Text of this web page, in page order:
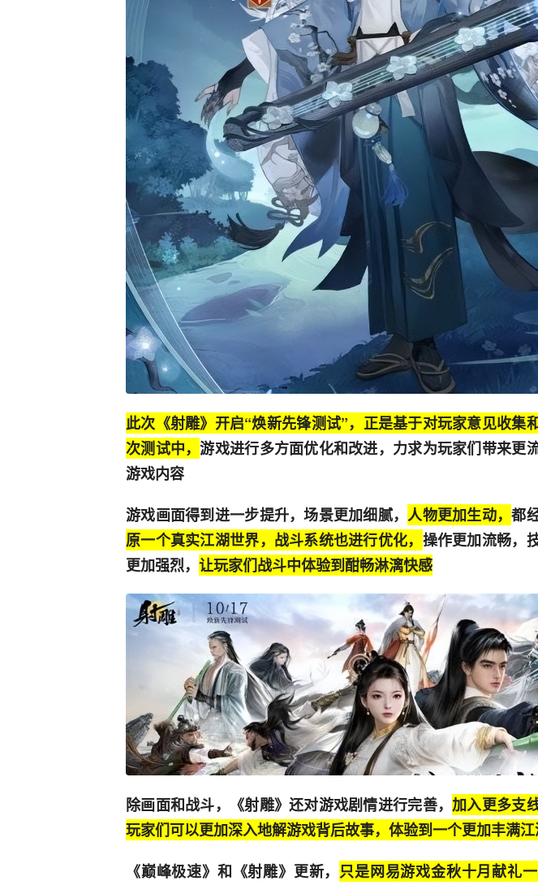
此次《射雕》开启“焕新先锋测试”，正是基于对玩家意见收集
次测试中，游戏进行多方面优化和改进，力求为玩家们带来更
游戏内容
游戏画面得到进一步提升，场景更加细腻，人物更加生动，都
原一个真实江湖世界，战斗系统也进行优化， 操作更加流畅，
更加强烈， 让玩家们战斗中体验到酣畅淋漓快感
除画面和战斗，《射雕》还对游戏剧情进行完善，加入更多支
玩家们可以更加深入地解游戏背后故事，体验到一个更加丰满
《巅峰极速》和《射雕》更新， 只是网易游戏金秋十月献礼